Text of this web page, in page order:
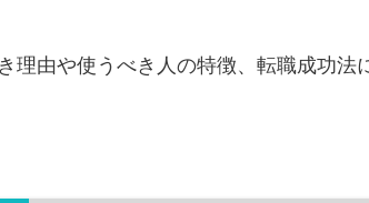
理由や使うべき人の特徴、転職成功法